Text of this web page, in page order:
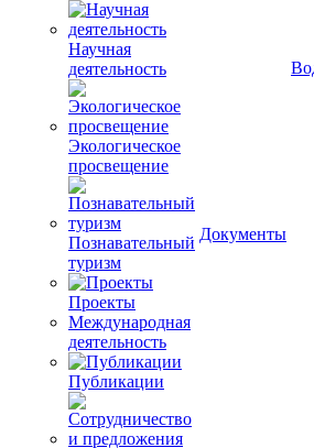
Научная
деятельность
Экологическое
просвещение
Познавательный
туризм
Проекты
Международная
деятельность
Публикации
Документы